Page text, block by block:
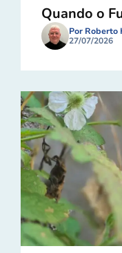
Quando o
Por Roberto
27/07/2026